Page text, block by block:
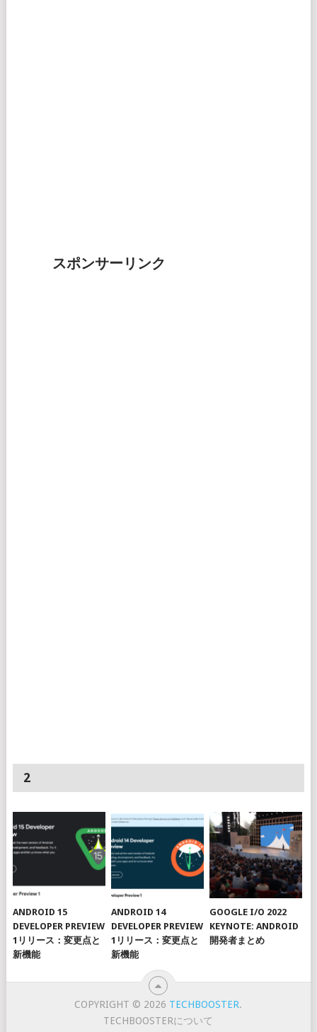
スポンサーリンク
2
ANDROID 15
DEVELOPER PREVIEW
1リリース：変更点と
新機能
ANDROID 14
DEVELOPER PREVIEW
1リリース：変更点と
新機能
GOOGLE I/O 2022
KEYNOTE: ANDROID
開発者まとめ
COPYRIGHT © 2026 TECHBOOSTER.
TECHBOOSTERについて